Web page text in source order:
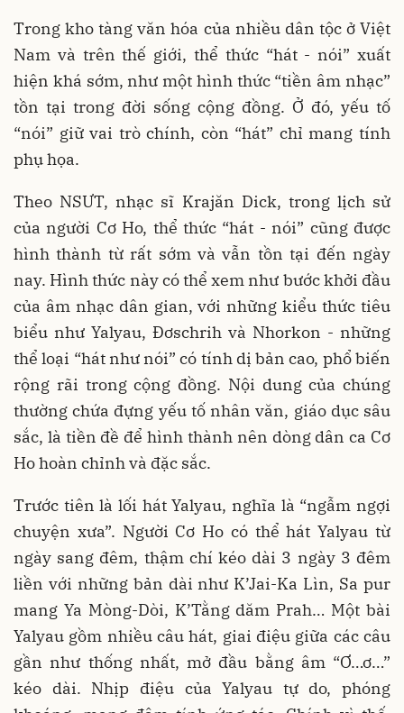
Trong kho tàng văn hóa của nhiều dân tộc ở Việt
Nam và trên thế giới, thể thức “hát - nói” xuất
hiện khá sớm, như một hình thức “tiền âm nhạc”
tồn tại trong đời sống cộng đồng. Ở đó, yếu tố
“nói” giữ vai trò chính, còn “hát” chỉ mang tính
phụ họa.
Theo NSƯT, nhạc sĩ Krajăn Dick, trong lịch sử
của người Cơ Ho, thể thức “hát - nói” cũng được
hình thành từ rất sớm và vẫn tồn tại đến ngày
nay. Hình thức này có thể xem như bước khởi đầu
của âm nhạc dân gian, với những kiểu thức tiêu
biểu như Yalyau, Đơschrih và Nhorkon - những
thể loại “hát như nói” có tính dị bản cao, phổ biến
rộng rãi trong cộng đồng. Nội dung của chúng
thường chứa đựng yếu tố nhân văn, giáo dục sâu
sắc, là tiền đề để hình thành nên dòng dân ca Cơ
Ho hoàn chỉnh và đặc sắc.
Trước tiên là lối hát Yalyau, nghĩa là “ngẫm ngợi
chuyện xưa”. Người Cơ Ho có thể hát Yalyau từ
ngày sang đêm, thậm chí kéo dài 3 ngày 3 đêm
liền với những bản dài như K’Jai-Ka Lìn, Sa pur
mang Ya Mòng-Dòi, K’Tằng dăm Prah… Một bài
Yalyau gồm nhiều câu hát, giai điệu giữa các câu
gần như thống nhất, mở đầu bằng âm “Ơ…ơ…”
kéo dài. Nhịp điệu của Yalyau tự do, phóng